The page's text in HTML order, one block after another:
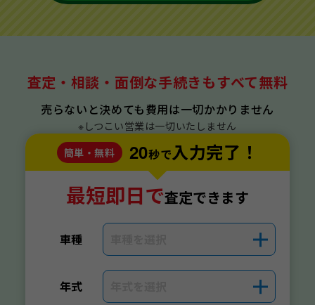
査定・相談・面倒な手続きもすべて無料
売らないと決めても費用は一切かかりません
※しつこい営業は一切いたしません
簡単・無料
20秒で入力完了！
最短即日で査定できます
車種 ＋
年式 ＋